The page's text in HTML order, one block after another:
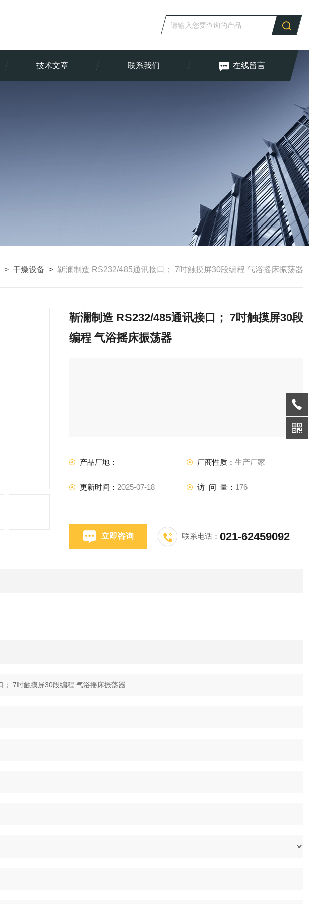
技术文章 联系我们 在线留言
> 干燥设备 > 靳澜制造 RS232/485通讯接口； 7吋触摸屏30段编程 气浴摇床振荡器
靳澜制造 RS232/485通讯接口； 7吋触摸屏30段
编程 气浴摇床振荡器
产品厂地： 厂商性质： 生产厂家
更新时间： 2025-07-18 访 问 量： 176
立即咨询 联系电话： 021-62459092